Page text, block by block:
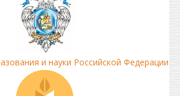
и науки Российской Федерации